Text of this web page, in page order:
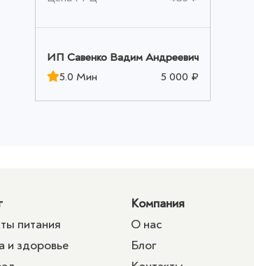
ИП Савенко Вадим Андреевич
5.0 Мин
5 000 ₽
питания
и здоровье
Компания
О нас
Блог